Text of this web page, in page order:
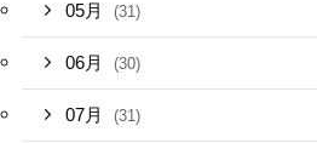
05月 (31)
06月 (30)
07月 (31)